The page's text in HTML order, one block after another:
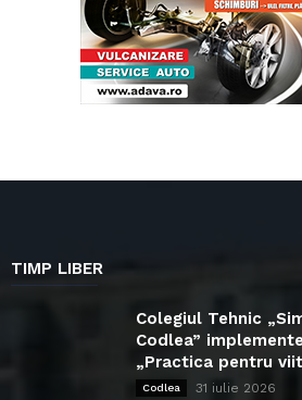
TIMP LIBER
Colegiul Tehnic
Codlea”
„Practica pentru
Codlea 31 iulie 2026